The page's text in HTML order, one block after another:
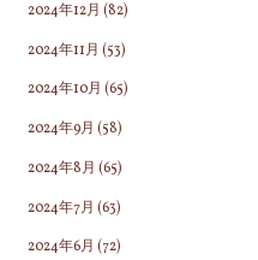
2024年12月 (82)
2024年11月 (53)
2024年10月 (65)
2024年9月 (58)
2024年8月 (65)
2024年7月 (63)
2024年6月 (72)